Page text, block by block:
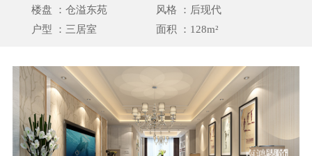
楼盘 ：仓溢东苑
风格 ：后现代
户型 ：三居室
面积 ：128m²